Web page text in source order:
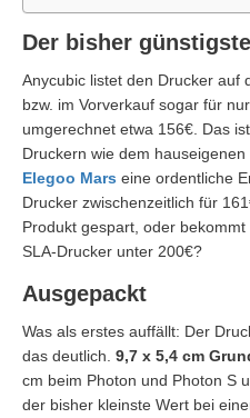
Der bisher
Anycubic listet den Drucker auf
bzw. im Vorverkauf sogar für
umgerechnet etwa 156€. Das
Druckern wie dem hauseigenen
Elegoo Mars eine ordentliche
Drucker zwischenzeitlich für
Produkt gespart, oder
SLA-Drucker unter 200€?
Ausgepackt
Was als erstes auffällt: Der
das deutlich. 9,7 x 5,4 cm
cm beim Photon und Photon S
der bisher kleinste Wert bei